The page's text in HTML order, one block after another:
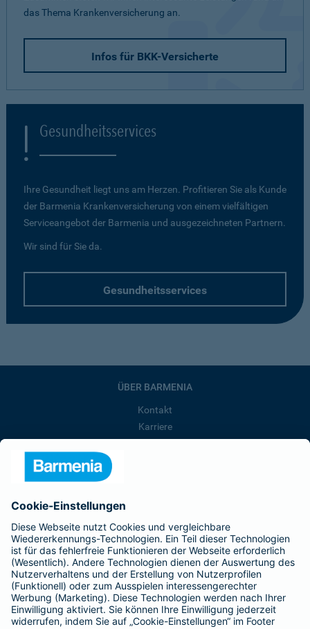
das Thema Krankenversicherung an.
Infos für BKK-Versicherte
Gesundheitsservices
Ihre Gesundheit liegt uns am Herzen. Profitieren Sie als Kunde
der Barmenia Krankenversicherung von einem vielfältigen
Serviceangebot der Barmenia und ausgezeichneten Partnern.
Wir sind für Sie da.
Gesundheitsservices
ÜBER BARMENIA
Kontakt
Karriere
Barmenia ist Teil der BarmeniaGothaer
BELIEBTE SEITEN
Kranken-Zusatzversicherung
Tierversicherungen
Haftpflichtversicherung
Hausratversicherung